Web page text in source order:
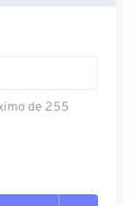
de 255